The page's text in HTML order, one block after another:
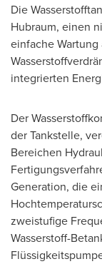
Die
Hubraum, einen
einfache
integrierten
Der
der Tankstelle,
Bereichen
Generation, die
zweistufige
Wasserstoff-